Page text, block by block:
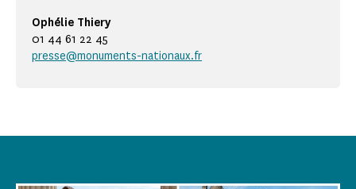
Ophélie Thiery
01 44 61 22 45
presse@monuments-nationaux.fr